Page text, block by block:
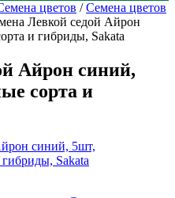
цветов /Семена цветов
Левкой седой Айрон
и гибриды, Sakata
Айрон синий,
сорта и